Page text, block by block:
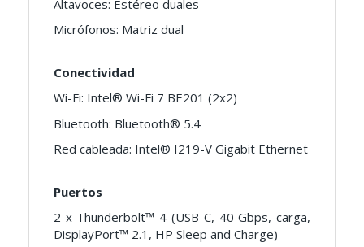
Altavoces: Estéreo duales
Micrófonos: Matriz dual
Conectividad
Wi-Fi: Intel® Wi-Fi 7 BE201 (2x2)
Bluetooth: Bluetooth® 5.4
Red cableada: Intel® I219-V Gigabit Ethernet
Puertos
2 x Thunderbolt™ 4 (USB-C, 40 Gbps, carga,
DisplayPort™ 2.1, HP Sleep and Charge)